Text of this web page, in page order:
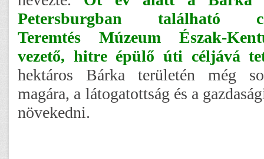
Petersburgban található
Teremtés Múzeum Észak-
vezető, hitre épülő úti céljává
hektáros Bárka területén még
magára, a látogatottság és a
növekedni.